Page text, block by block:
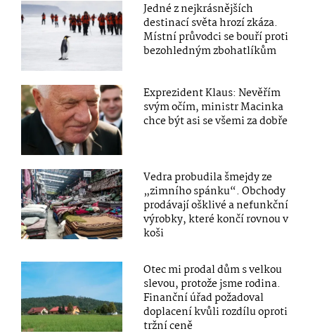
Jedné z nejkrásnějších
destinací světa hrozí zkáza.
Místní průvodci se bouří proti
bezohledným zbohatlíkům
Exprezident Klaus: Nevěřím
svým očím, ministr Macinka
chce být asi se všemi za dobře
Vedra probudila šmejdy ze
„zimního spánku“. Obchody
prodávají ošklivé a nefunkční
výrobky, které končí rovnou v
koši
Otec mi prodal dům s velkou
slevou, protože jsme rodina.
Finanční úřad požadoval
doplacení kvůli rozdílu oproti
tržní ceně